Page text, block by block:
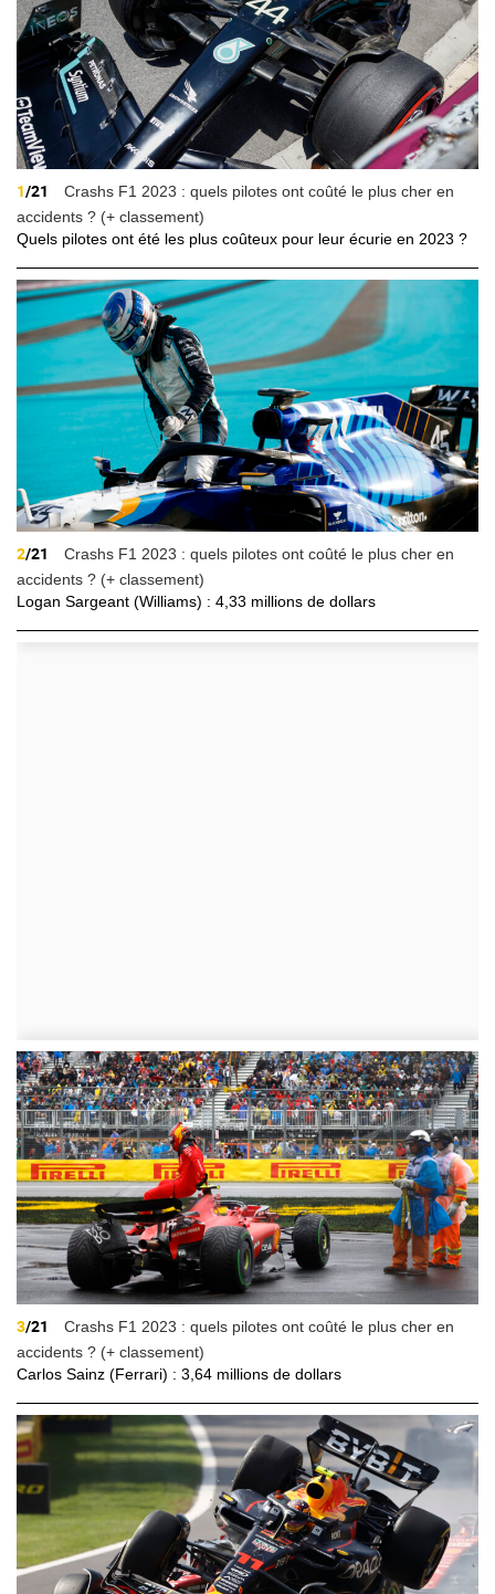
1/21
Crashs F1 2023 : quels pilotes ont coûté le plus cher en
accidents ? (+ classement)
Quels pilotes ont été les plus coûteux pour leur écurie en 2023 ?
2/21
Crashs F1 2023 : quels pilotes ont coûté le plus cher en
accidents ? (+ classement)
Logan Sargeant (Williams) : 4,33 millions de dollars
3/21
Crashs F1 2023 : quels pilotes ont coûté le plus cher en
accidents ? (+ classement)
Carlos Sainz (Ferrari) : 3,64 millions de dollars